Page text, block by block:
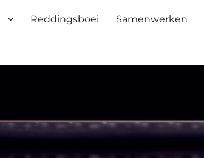
Reddingsboei Samenwerken